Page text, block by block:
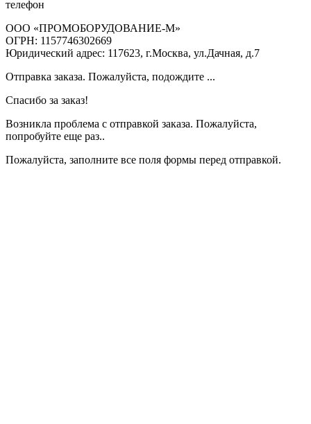
телефон
ООО «ПРОМОБОРУДОВАНИЕ-М»
ОГРН: 1157746302669
Юридический адрес: 117623, г.Москва, ул.Дачная, д.7
Отправка заказа. Пожалуйста, подождите ...
Спасибо за заказ!
Возникла проблема с отправкой заказа. Пожалуйста,
попробуйте еще раз..
Пожалуйста, заполните все поля формы перед отправкой.